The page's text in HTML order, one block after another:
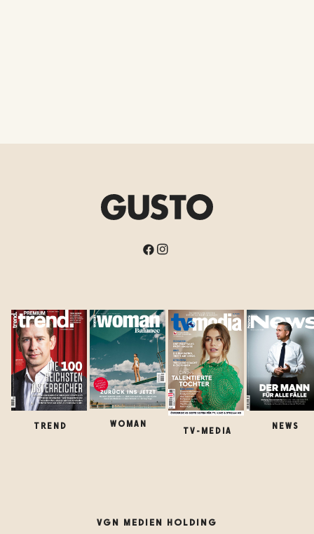
TREND WOMAN
TV-MEDIA
NEWS
VGN MEDIEN HOLDING